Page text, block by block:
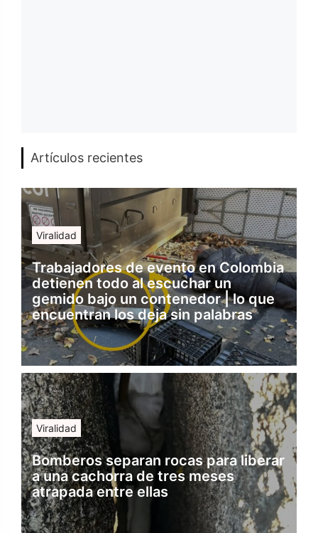
Artículos recientes
Viralidad
Trabajadores de evento en Colombia
detienen todo al escuchar un
gemido bajo un contenedor | lo que
encuentran los deja sin palabras
Viralidad
Bomberos separan rocas para liberar
a una cachorra de tres meses
atrapada entre ellas